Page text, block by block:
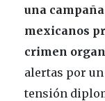
una
mexicanos
crimen
alertas por
tensión